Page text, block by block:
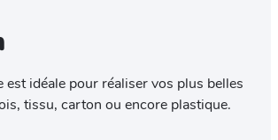
est idéale pour réaliser vos plus belles
tissu, carton ou encore plastique.